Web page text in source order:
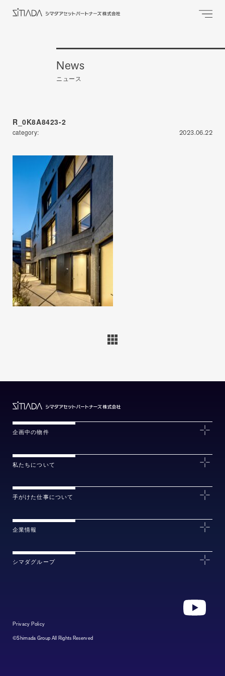
News
ニュース
R_0K8A8423-2
category: 2023.06.22
企画中の物件
私たちについて
手がけた仕事について
企業情報
シマダグループ
Privacy Policy
©Shimada Group All Rights Reserved